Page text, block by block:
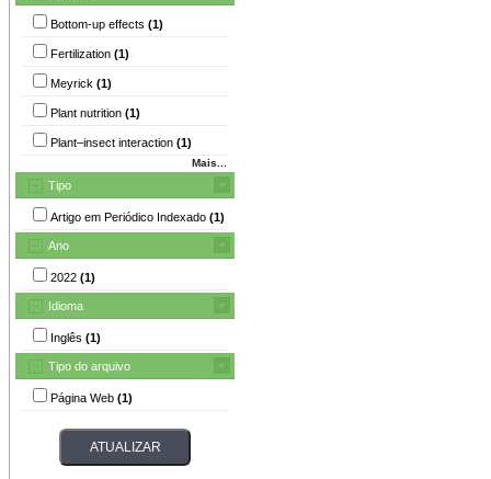
Bottom-up effects (1)
Fertilization (1)
Meyrick (1)
Plant nutrition (1)
Plant–insect interaction (1)
Mais...
Tipo
Artigo em Periódico Indexado (1)
Ano
2022 (1)
Idioma
Inglês (1)
Tipo do arquivo
Página Web (1)